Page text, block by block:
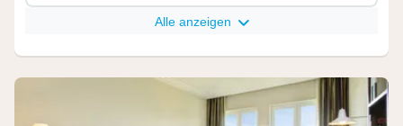
Alle anzeigen